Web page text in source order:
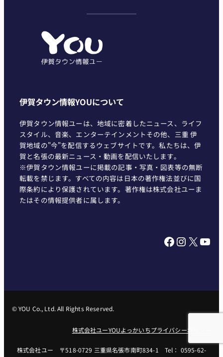
伊賀タウン情報YOUについて
伊賀タウン情報ユーは、地域に密着したニュース、ライフ
スタイル、音楽、エンターテインメントその他、三重 伊
賀地域の"今"を配信するウェブサイトです。私たちは、伊
賀と名張の最新ニュース・動画を配信いたします。
※伊賀タウン情報ユーに掲載の記事・写真・図表等の無断
転載を禁じます。すべての内容は日本の著作権法並びに国
際条約により保護されています。著作権は株式会社ユーま
たはその情報提供者に属します。
Facebook InstagramX YouTube
© YOU Co., Ltd. All Rights Reserved.
株式会社ユーYOUよっかいちプライバシーポリシー
株式会社ユー 〒518-0729 三重県名張市南町834-1 Tel： 0595-62-